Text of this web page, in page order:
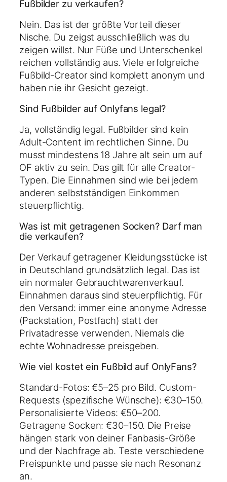
Fußbilder zu verkaufen?
Nein. Das ist der größte Vorteil dieser
Nische. Du zeigst ausschließlich was du
zeigen willst. Nur Füße und Unterschenkel
reichen vollständig aus. Viele erfolgreiche
Fußbild-Creator sind komplett anonym und
haben nie ihr Gesicht gezeigt.
Sind Fußbilder auf Onlyfans legal?
Ja, vollständig legal. Fußbilder sind kein
Adult-Content im rechtlichen Sinne. Du
musst mindestens 18 Jahre alt sein um auf
OF aktiv zu sein. Das gilt für alle Creator-
Typen. Die Einnahmen sind wie bei jedem
anderen selbstständigen Einkommen
steuerpflichtig.
Was ist mit getragenen Socken? Darf man
die verkaufen?
Der Verkauf getragener Kleidungsstücke ist
in Deutschland grundsätzlich legal. Das ist
ein normaler Gebrauchtwarenverkauf.
Einnahmen daraus sind steuerpflichtig. Für
den Versand: immer eine anonyme Adresse
(Packstation, Postfach) statt der
Privatadresse verwenden. Niemals die
echte Wohnadresse preisgeben.
Wie viel kostet ein Fußbild auf OnlyFans?
Standard-Fotos: €5–25 pro Bild. Custom-
Requests (spezifische Wünsche): €30–150.
Personalisierte Videos: €50–200.
Getragene Socken: €30–150. Die Preise
hängen stark von deiner Fanbasis-Größe
und der Nachfrage ab. Teste verschiedene
Preispunkte und passe sie nach Resonanz
an.